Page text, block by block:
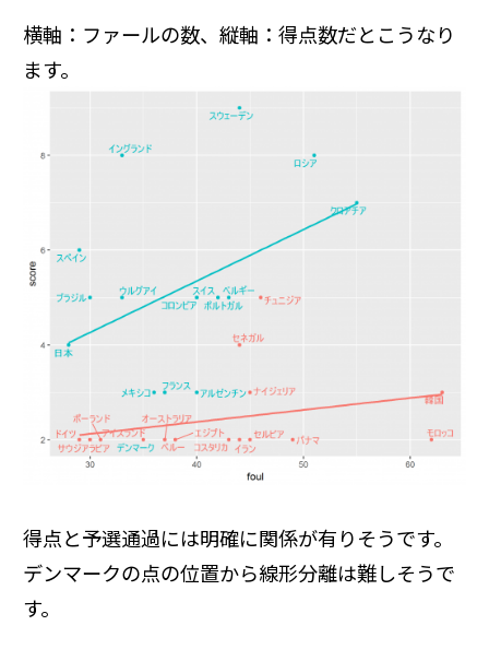
横軸：ファールの数、縦軸：得点数だとこうなり
ます。
得点と予選通過には明確に関係が有りそうです。
デンマークの点の位置から線形分離は難しそうで
す。